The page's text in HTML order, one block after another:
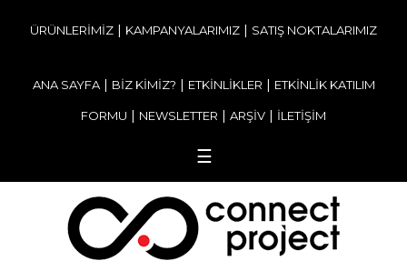
ÜRÜNLERİMİZ | KAMPANYALARIMIZ | SATIŞ NOKTALARIMIZ
ANA SAYFA| BİZ KİMİZ? | ETKİNLİKLER | ETKİNLİK KATILIM
FORMU | NEWSLETTER | ARŞİV | İLETİŞİM
☰